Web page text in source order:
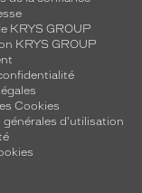
KRYS GROUP
KRYS GROUP
Cookies
d'utilisation